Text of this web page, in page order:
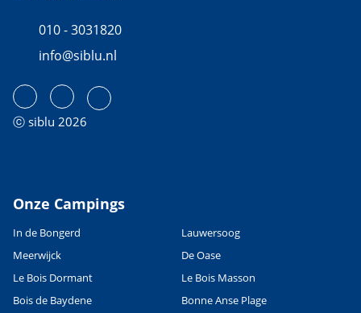
010 - 3031820
info@siblu.nl
ⓒ siblu 2026
Onze Campings
In de Bongerd
Lauwersoog
Meerwijck
De Oase
Le Bois Dormant
Le Bois Masson
Bois de Baydene
Bonne Anse Plage